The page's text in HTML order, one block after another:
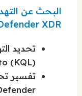
XDR
تحديد
(KQL)
تفسير